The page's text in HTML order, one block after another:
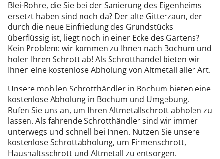
Blei-Rohre, die Sie bei der Sanierung des Eigenheims
ersetzt haben sind noch da? Der alte Gitterzaun, der
durch die neue Einfriedung des Grundstücks
überflüssig ist, liegt noch in einer Ecke des Gartens?
Kein Problem: wir kommen zu Ihnen nach Bochum und
holen Ihren Schrott ab! Als Schrotthandel bieten wir
Ihnen eine kostenlose Abholung von Altmetall aller Art.
Unsere mobilen Schrotthändler in Bochum bieten eine
kostenlose Abholung in Bochum und Umgebung.
Rufen Sie uns an, um Ihren Altmetallschrott abholen zu
lassen. Als fahrende Schrotthändler sind wir immer
unterwegs und schnell bei Ihnen. Nutzen Sie unsere
kostenlose Schrottabholung, um Firmenschrott,
Haushaltsschrott und Altmetall zu entsorgen.